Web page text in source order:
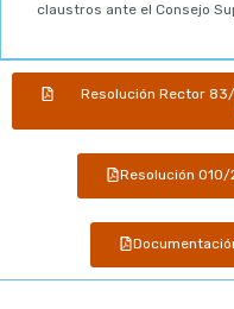
claustros ante el Consejo
Resolución Rector
Resolución 010/